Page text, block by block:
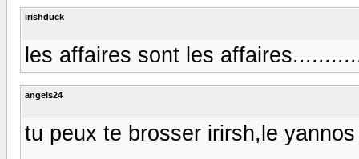
irishduck
les affaires sont les
angels24
tu peux te brosser irirsh,le